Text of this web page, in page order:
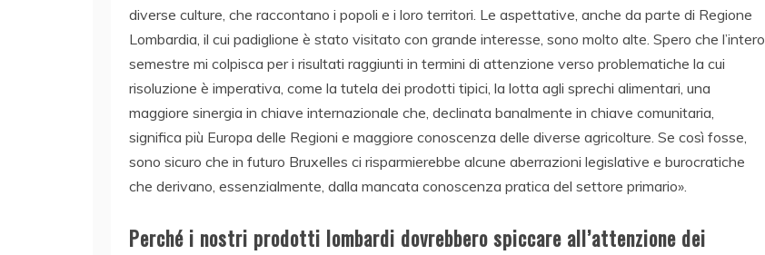
diverse culture, che raccontano i popoli e i loro territori. Le aspettative, anche da parte di Regione
Lombardia, il cui padiglione è stato visitato con grande interesse, sono molto alte. Spero che l’intero
semestre mi colpisca per i risultati raggiunti in termini di attenzione verso problematiche la cui
risoluzione è imperativa, come la tutela dei prodotti tipici, la lotta agli sprechi alimentari, una
maggiore sinergia in chiave internazionale che, declinata banalmente in chiave comunitaria,
significa più Europa delle Regioni e maggiore conoscenza delle diverse agricolture. Se così fosse,
sono sicuro che in futuro Bruxelles ci risparmierebbe alcune aberrazioni legislative e burocratiche
che derivano, essenzialmente, dalla mancata conoscenza pratica del settore primario».
Perché i nostri prodotti lombardi dovrebbero spiccare all’attenzione dei